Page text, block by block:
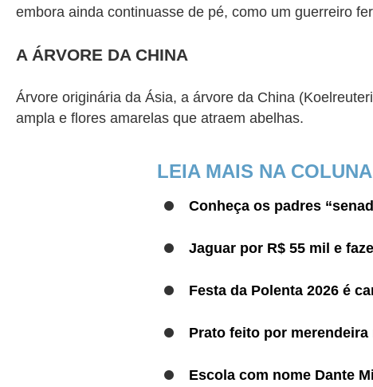
embora ainda continuasse de pé, como um guerreiro
A ÁRVORE DA CHINA
Árvore originária da Ásia, a árvore da China (
ampla e flores amarelas que atraem abelhas.
LEIA MAIS NA
Conheça os padres
Jaguar por R$ 55 mil e
Festa da Polenta 2026 é
Prato feito por
Escola com nome Dante